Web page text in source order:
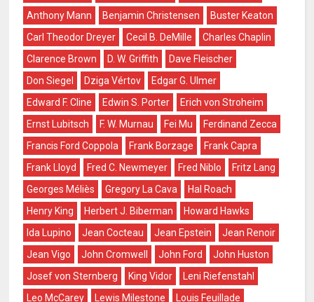
Anthony Mann
Benjamin Christensen
Buster Keaton
Carl Theodor Dreyer
Cecil B. DeMille
Charles Chaplin
Clarence Brown
D. W. Griffith
Dave Fleischer
Don Siegel
Dziga Vértov
Edgar G. Ulmer
Edward F. Cline
Edwin S. Porter
Erich von Stroheim
Ernst Lubitsch
F. W. Murnau Fei Mu
Ferdinand Zecca
Francis Ford Coppola
Frank Borzage
Frank Capra
Frank Lloyd
Fred C. Newmeyer Fred Niblo
Fritz Lang
Georges Méliès
Gregory La Cava
Hal Roach
Henry King
Herbert J. Biberman
Howard Hawks
Ida Lupino
Jean Cocteau Jean Epstein
Jean Renoir
Jean Vigo
John Cromwell John Ford
John Huston
Josef von Sternberg
King Vidor
Leni Riefenstahl
Leo McCarey
Lewis Milestone
Louis Feuillade